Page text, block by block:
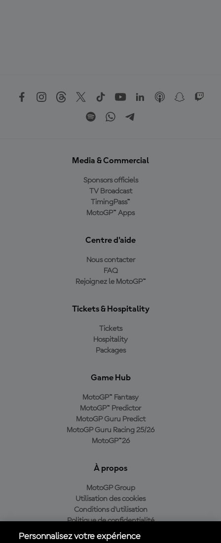
Media & Commercial
Sponsors officiels
TV Broadcast
TimingPass™
MotoGP™ Apps
Centre d'aide
Nous contacter
FAQ
Rejoignez le MotoGP™
Tickets & Hospitality
Tickets
Hospitality
Packages
Game Hub
MotoGP™ Fantasy
MotoGP™ Predictor
MotoGP Guru Predict
MotoGP Guru Racing 25/26
MotoGP™26
À propos
MotoGP Group
Utilisation des cookies
Conditions d'utilisation
Politique de confidentialité
Politique d’achat
Personnalisez votre expérience